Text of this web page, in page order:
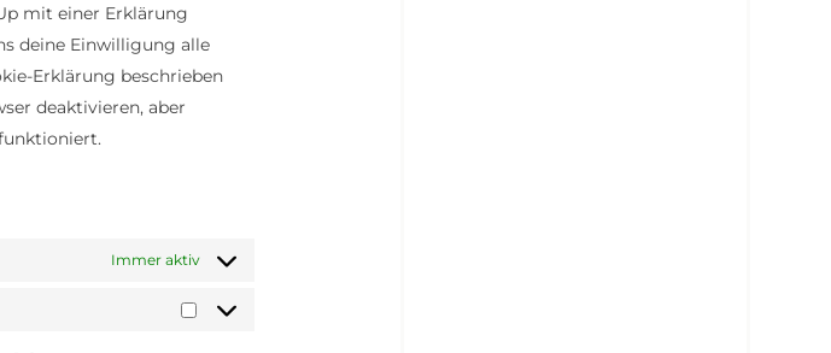
sonstiges
mit einer Erklärung
deine Einwilligung alle
Erklärung beschrieben
deaktivieren, aber
Immer aktiv